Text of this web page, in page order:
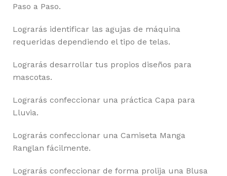
Paso a Paso.
Lograrás identificar las agujas de máquina
requeridas dependiendo el tipo de telas.
Lograrás desarrollar tus propios diseños para
mascotas.
Lograrás confeccionar una práctica Capa para
Lluvia.
Lograrás confeccionar una Camiseta Manga
Ranglan fácilmente.
Lograrás confeccionar de forma prolija una Blusa